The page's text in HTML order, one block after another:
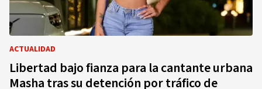
ACTUALIDAD
Libertad bajo fianza para la cantante urbana
Masha tras su detención por tráfico de